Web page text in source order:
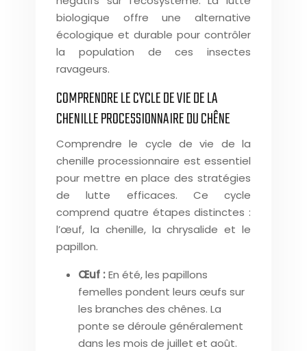
biologique offre une alternative
écologique et durable pour contrôler
la population de ces insectes
ravageurs.
COMPRENDRE LE CYCLE DE VIE DE LA
CHENILLE PROCESSIONNAIRE DU CHÊNE
Comprendre le cycle de vie de la
chenille processionnaire est essentiel
pour mettre en place des stratégies
de lutte efficaces. Ce cycle
comprend quatre étapes distinctes :
l’œuf, la chenille, la chrysalide et le
papillon.
Œuf :En été, les papillons
femelles pondent leurs œufs sur
les branches des chênes. La
ponte se déroule généralement
dans les mois de juillet et août.